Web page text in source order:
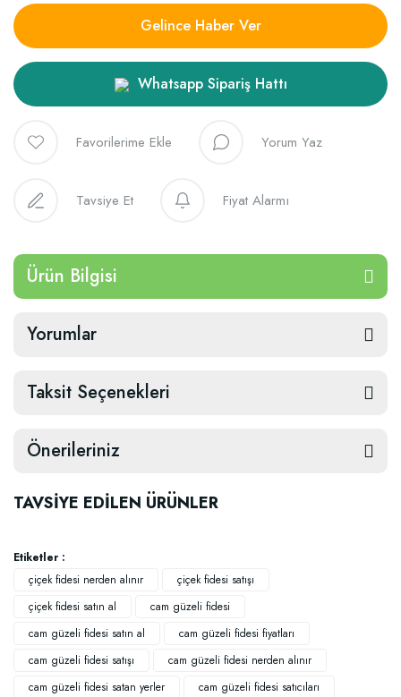
Gelince Haber Ver
Whatsapp Sipariş Hattı
Yorum Yaz
Tavsiye Et Fiyat Alarmı
Ürün Bilgisi
Yorumlar
Taksit Seçenekleri
Önerileriniz
TAVSİYE EDİLEN ÜRÜNLER
Etiketler :
çiçek fidesi nerden alınır
çiçek fidesi satışı
çiçek fidesi satın al
cam güzeli fidesi
cam güzeli fidesi satın al
cam güzeli fidesi fiyatları
cam güzeli fidesi satışı
cam güzeli fidesi nerden alınır
cam güzeli fidesi satan yerler
cam güzeli fidesi satıcıları